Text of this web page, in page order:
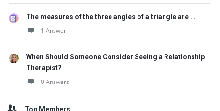
The measures of the three angles of a triangle are ...
1 Answer
When Should Someone Consider Seeing a Relationship
Therapist?
0 Answers
Top Members